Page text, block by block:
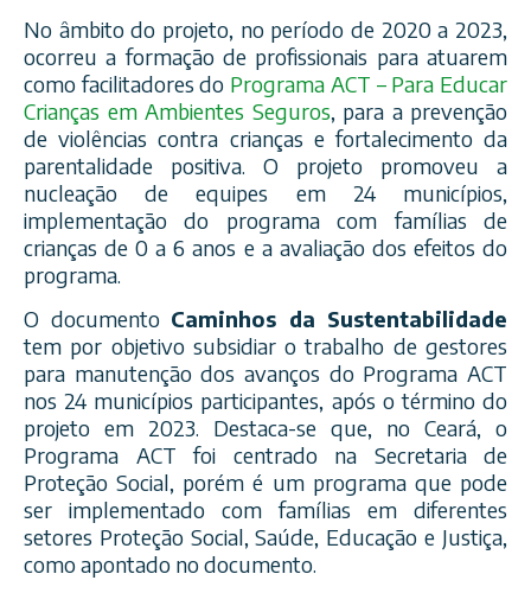
No âmbito do projeto, no período de 2020 a 2023,
ocorreu a formação de profissionais para atuarem
como facilitadores do Programa ACT – Para Educar
Crianças em Ambientes Seguros, para a prevenção
de violências contra crianças e fortalecimento da
parentalidade positiva. O projeto promoveu a
nucleação de equipes em 24 municípios,
implementação do programa com famílias de
crianças de 0 a 6 anos e a avaliação dos efeitos do
programa.
O documento Caminhos da Sustentabilidade
tem por objetivo subsidiar o trabalho de gestores
para manutenção dos avanços do Programa ACT
nos 24 municípios participantes, após o término do
projeto em 2023. Destaca-se que, no Ceará, o
Programa ACT foi centrado na Secretaria de
Proteção Social, porém é um programa que pode
ser implementado com famílias em diferentes
setores Proteção Social, Saúde, Educação e Justiça,
como apontado no documento.